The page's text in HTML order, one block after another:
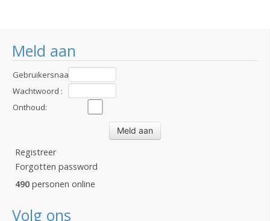
Meld aan
Gebruikersnaam
:Wachtwoord :
Onthoud:
Registreer
Forgotten password
490 personen online
Volg ons